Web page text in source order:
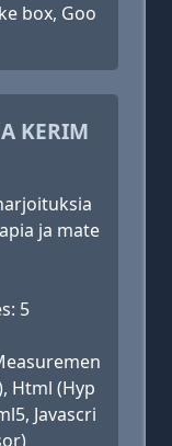
box, Goo
KERIM
ja mate
5
Html (Hyp
Javascri